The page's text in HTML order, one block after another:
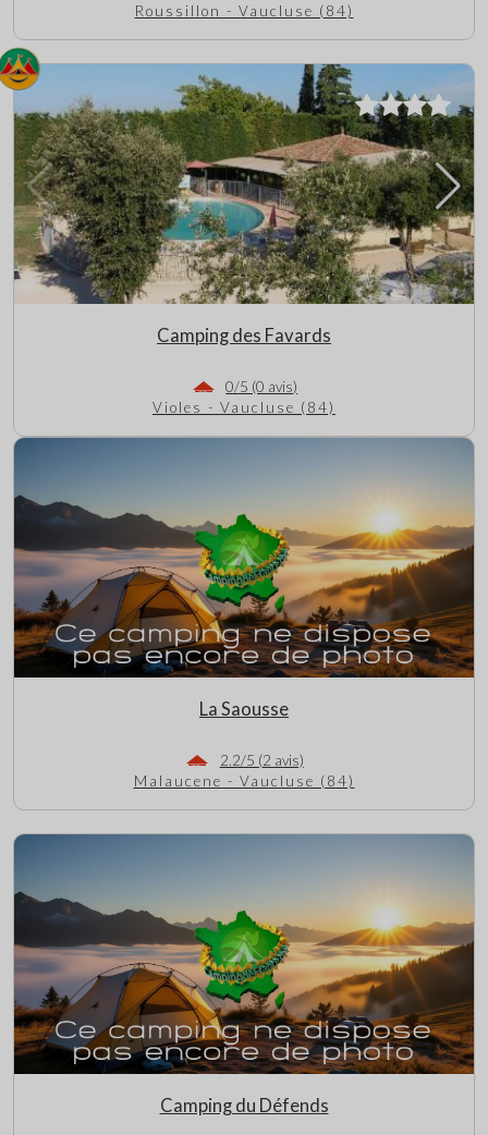
Roussillon - Vaucluse (84)
Camping des Favards
0/5 (0 avis)
Violes - Vaucluse (84)
La Saousse
2.2/5 (2 avis)
Malaucene - Vaucluse (84)
Camping du Défends